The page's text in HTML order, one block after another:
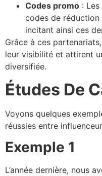
Codes promo :
codes de réduction
incitant ainsi ces
Grâce à ces
leur visibilité et attirent
diversifiée.
Études De
Voyons quelques
réussies entre
Exemple 1
L’année dernière, nous